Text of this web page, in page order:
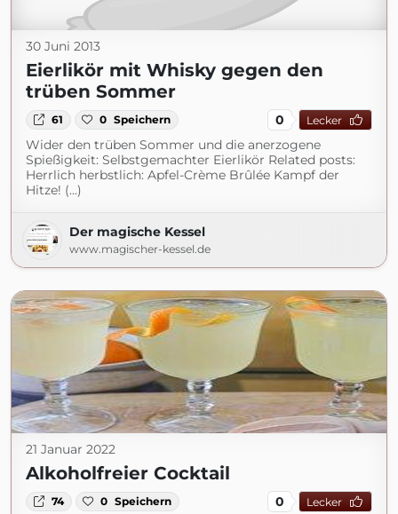
30 Juni 2013
Eierlikör mit Whisky gegen den
trüben Sommer
61 0 Speichern 0 Lecker
Wider den trüben Sommer und die anerzogene
Spießigkeit: Selbstgemachter Eierlikör Related posts:
Herrlich herbstlich: Apfel-Crème Brûlée Kampf der
Hitze! (...)
Der magische Kessel
www.magischer-kessel.de
21 Januar 2022
Alkoholfreier Cocktail
74 0 Speichern 0 Lecker